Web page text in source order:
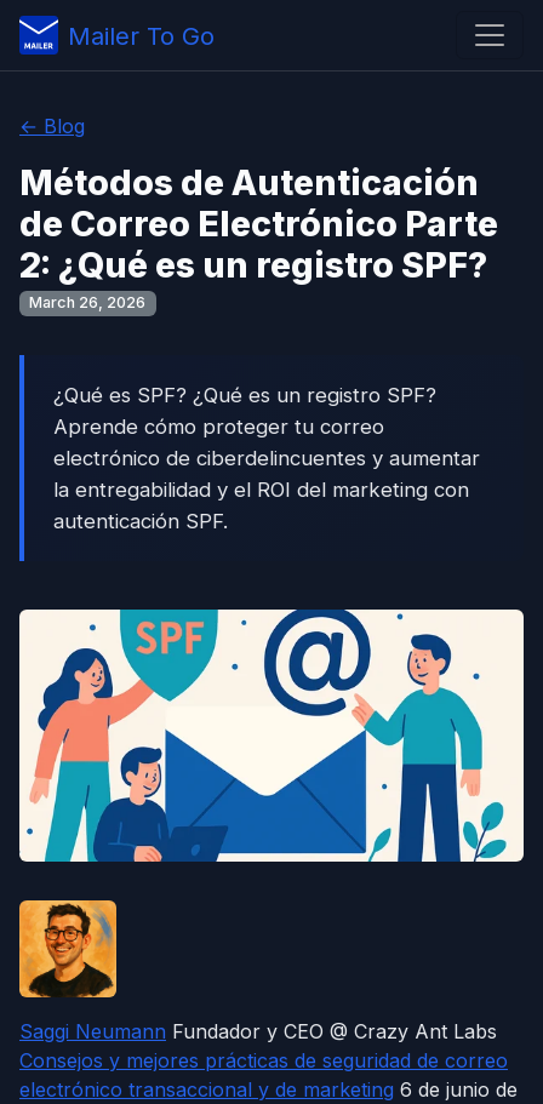
Mailer To Go
← Blog
Métodos de Autenticación
de Correo Electrónico Parte
2: ¿Qué es un registro SPF?
March 26, 2026
¿Qué es SPF? ¿Qué es un registro SPF?
Aprende cómo proteger tu correo
electrónico de ciberdelincuentes y aumentar
la entregabilidad y el ROI del marketing con
autenticación SPF.
Saggi Neumann Fundador y CEO @ Crazy Ant Labs
Consejos y mejores prácticas de seguridad de correo
electrónico transaccional y de marketing 6 de junio de